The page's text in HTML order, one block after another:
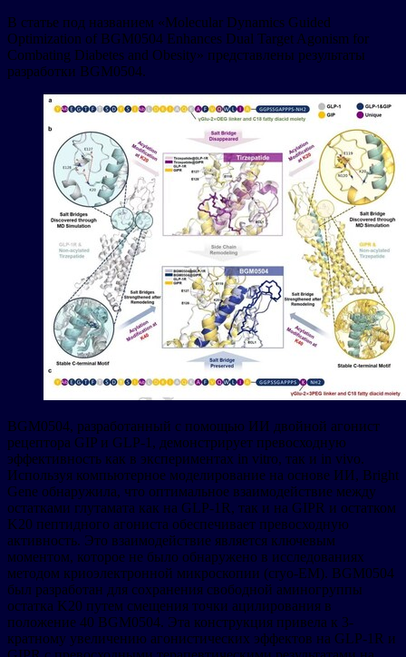
В статье под названием «Molecular Dynamics Guided
Optimization of BGM0504 Enhances Dual Target Agonism for
Combating Diabetes and Obesity» представлены результаты
разработки BGM0504.
BGM0504, разработанный с помощью ИИ двойной агонист
рецептора GIP и GLP-1, демонстрирует превосходную
эффективность как в экспериментах in vitro, так и in vivo.
Используя компьютерное моделирование на основе ИИ, Bright
Gene обнаружила, что оптимальное взаимодействие между
остатками глутамата как на GLP-1R, так и на GIPR и остатком
K20 пептидного агониста обеспечивает превосходную
активность. Это взаимодействие является ключевым
моментом, которое не было обнаружено в исследованиях
методом криоэлектронной микроскопии (cryo-EM). BGM0504
был разработан для сохранения свободной аминогруппы
остатка K20 путем смещения точки ацилирования в
положение 40 BGM0504. Эта конструкция привела к 3-
кратному увеличению агонистических эффектов на GLP-1R и